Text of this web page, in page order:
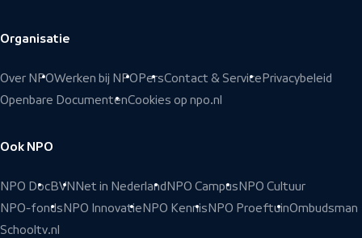
Organisatie
Over NPOWerken bij NPO PersContact & Service Privacybeleid
Openbare DocumentenCookies op npo.nl
Ook NPO
NPO DocBVN Net in Nederland NPO Campus NPO Cultuur
NPO-fonds NPO Innovatie NPO Kennis NPO ProeftuinOmbudsman
Schooltv.nl